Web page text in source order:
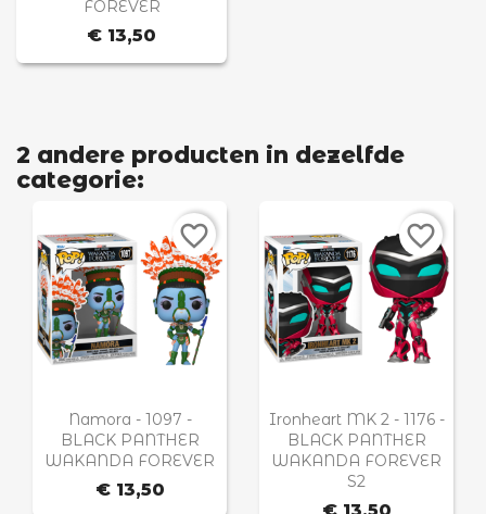
FOREVER
€ 13,50
2 andere producten in dezelfde
categorie:
Snel bekijken
Namora - 1097 -
BLACK PANTHER
WAKANDA FOREVER
€ 13,50
favorite_border
Snel bekijken
Ironheart MK 2 - 1176 -
BLACK PANTHER
WAKANDA FOREVER
S2
favorite_border